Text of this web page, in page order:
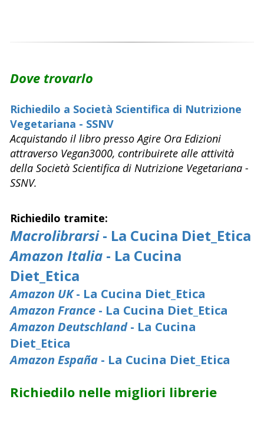
Dove trovarlo
Richiedilo a Società Scientifica di Nutrizione
Vegetariana - SSNV
Acquistando il libro presso Agire Ora Edizioni
attraverso Vegan3000, contribuirete alle attività
della Società Scientifica di Nutrizione Vegetariana -
SSNV.
Richiedilo tramite:
Macrolibrarsi- La Cucina Diet_Etica
Amazon Italia - La Cucina
Diet_Etica
Amazon UK- La Cucina Diet_Etica
Amazon France - La Cucina Diet_Etica
Amazon Deutschland- La Cucina
Diet_Etica
Amazon España - La Cucina Diet_Etica
Richiedilo nelle migliori librerie